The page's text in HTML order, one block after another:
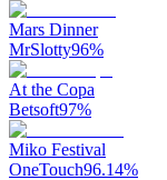
Mars Dinner
MrSlotty96%
At the Copa
Betsoft97%
Miko Festival
OneTouch96.14%